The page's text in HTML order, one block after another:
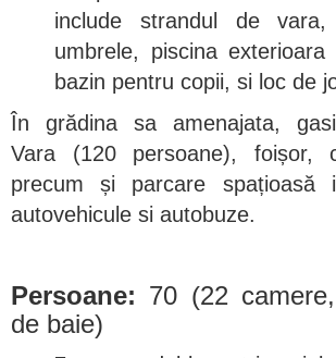
include strandul de
umbrele, piscina
bazin pentru copii, si loc de
În grădina sa amenajata,
Vara (120 persoane), foișor,
precum și parcare spațioasă
autovehicule si autobuze.
Persoane: 70 (22
de baie)